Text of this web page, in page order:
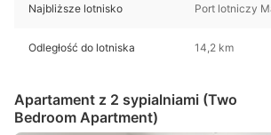
Najbliższe lotnisko Port lotniczy
Odległość do lotniska 14,2 km
Apartament z 2 sypialniami (Two
Bedroom Apartment)